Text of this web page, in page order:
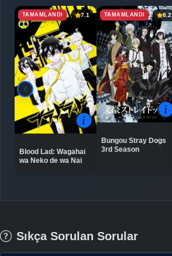
TAMAMLANDI 7.1
Blood Lad: Wagahai
wa Neko de wa Nai
TAMAMLANDI 8.2
Bungou Stray Dogs
3rd Season
Sıkça Sorulan Sorular